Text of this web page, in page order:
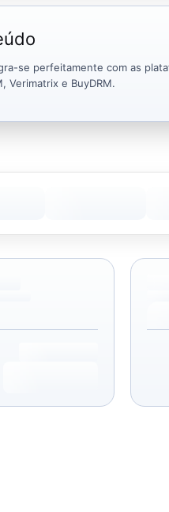
se perfeitamente com as
Verimatrix e BuyDRM.